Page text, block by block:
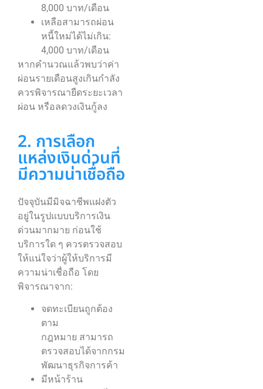
8,000 บาท/เดือน
เหลือสามารถผ่อน
หนี้ใหม่ได้ไม่เกิน:
4,000 บาท/เดือน
หากคำนวณแล้วพบว่าค่า
ผ่อนรายเดือนสูงเกินกำลัง
ควรพิจารณายืดระยะเวลา
ผ่อน หรือลดวงเงินกู้ลง
2. การเลือก
แหล่งเงินด่วนที่
มีความน่าเชื่อถือ
ปัจจุบันมีมิจฉาชีพแฝงตัว
อยู่ในรูปแบบบริการเงิน
ด่วนมากมาย ก่อนใช้
บริการใด ๆ ควรตรวจสอบ
ให้แน่ใจว่าผู้ให้บริการมี
ความน่าเชื่อถือ โดย
พิจารณาจาก:
จดทะเบียนถูกต้อง
ตาม
กฎหมาย สามารถ
ตรวจสอบได้จากกรม
พัฒนาธุรกิจการค้า
มีหน้าร้าน